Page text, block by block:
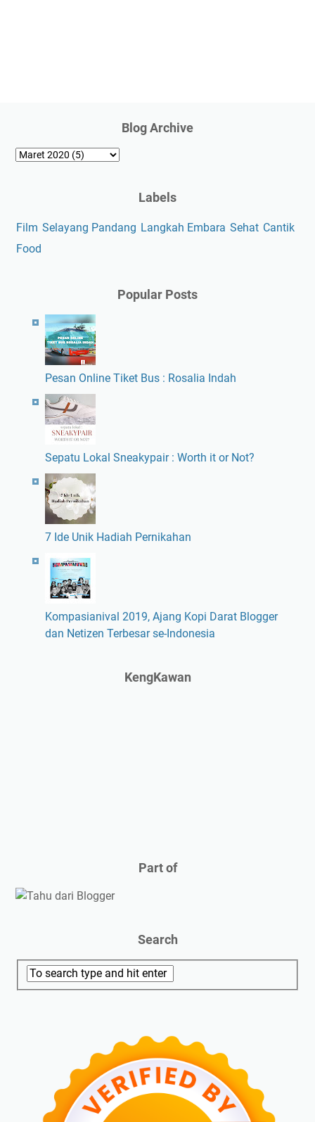
Blog Archive
Labels
Film Selayang Pandang Langkah Embara Sehat Cantik
Food
Popular Posts
Pesan Online Tiket Bus : Rosalia Indah
Sepatu Lokal Sneakypair : Worth it or Not?
7 Ide Unik Hadiah Pernikahan
Kompasianival 2019, Ajang Kopi Darat Blogger
dan Netizen Terbesar se-Indonesia
KengKawan
Part of
Search